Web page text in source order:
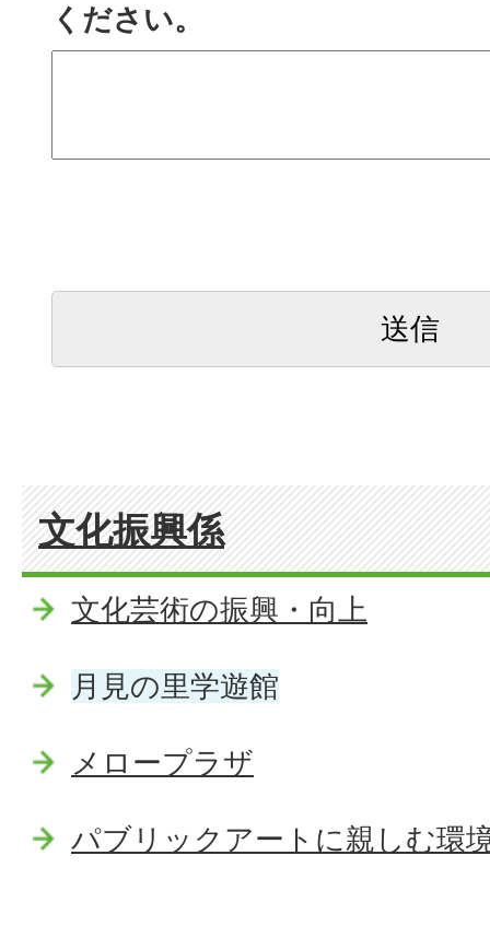
ください。
文化振興係
文化芸術の振興・向上
月見の里学遊館
メロープラザ
パブリックアートに親しむ環